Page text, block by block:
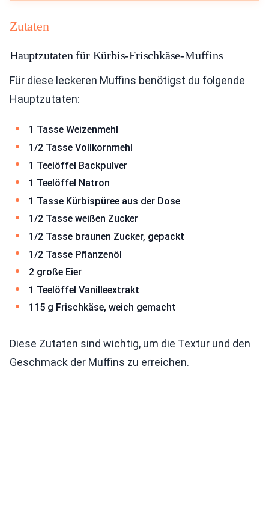
Zutaten
Hauptzutaten für Kürbis-Frischkäse-Muffins
Für diese leckeren Muffins benötigst du folgende
Hauptzutaten:
1 Tasse Weizenmehl
1/2 Tasse Vollkornmehl
1 Teelöffel Backpulver
1 Teelöffel Natron
1 Tasse Kürbispüree aus der Dose
1/2 Tasse weißen Zucker
1/2 Tasse braunen Zucker, gepackt
1/2 Tasse Pflanzenöl
2 große Eier
1 Teelöffel Vanilleextrakt
115 g Frischkäse, weich gemacht
Diese Zutaten sind wichtig, um die Textur und den
Geschmack der Muffins zu erreichen.